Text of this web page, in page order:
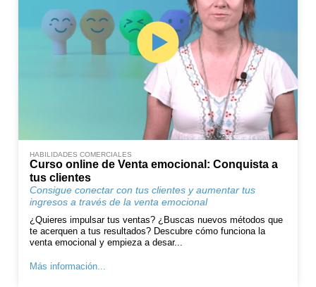
HABILIDADES COMERCIALES
Curso online de Venta emocional: Conquista a
tus clientes
Consigue conectar con tus clientes y aumentar tus
ingresos a través de la venta emocional
¿Quieres impulsar tus ventas? ¿Buscas nuevos métodos que
te acerquen a tus resultados? Descubre cómo funciona la
venta emocional y empieza a desar...
Más información...